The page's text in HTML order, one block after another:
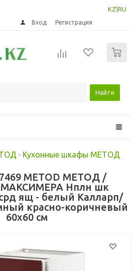
KZ RU
Вход Регистрация
Найти
- Кухонные шкафы МЕТОД
METOD МЕТОД /
МАКСИМЕРА Нплн шк
ящ - белый Калларп/
красно-коричневый
60x60 см